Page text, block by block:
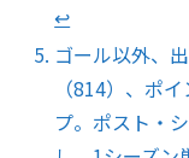
↩︎
ゴール以外、
（814）、ポ
プ。ポスト・